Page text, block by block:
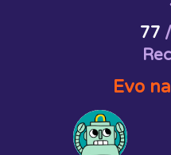
77 /
Evo